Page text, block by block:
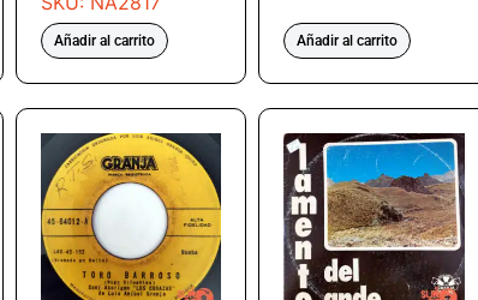
Añadir al carrito Añadir al carrito